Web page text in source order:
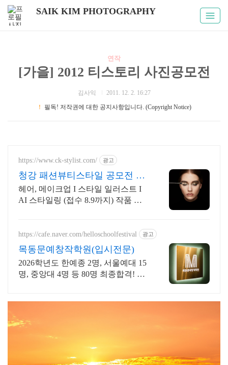
SAIK KIM PHOTOGRAPHY
연작
[가을] 2012 티스토리 사진공모전
김사익
2011. 12. 2. 16:27
！
필독! 저작권에 대한 공지사항입니다. (Copyright Notice)
https://www.ck-stylist.com/ 광고
청강 패션뷰티스타일 공모전 접
수일자 3.23 ~ 8.9
헤어, 메이크업 I 스타일 일러스트 I
AI 스타일링 (접수 8.9까지) 작품 제
https://cafe.naver.com/helloschoolfestival 광고
목동문예창작학원(입시전문)
2026학년도 한예종 2명, 서울예대 15
명, 중앙대 4명 등 80명 최종합격! 실